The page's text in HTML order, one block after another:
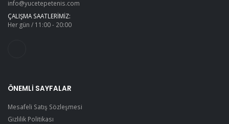
info@yucetepetenis.com
ÇALIŞMA SAATLERIMIZ:
Her gün / 11:00 - 20:00
ÖNEMLI SAYFALAR
Mesafeli Satış Sözleşmesi
Gizlilik Politikası